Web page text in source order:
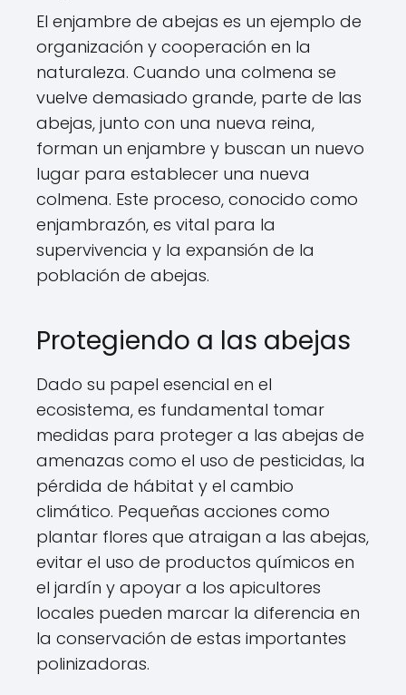
El enjambre de abejas es un ejemplo de
organización y cooperación en la
naturaleza. Cuando una colmena se
vuelve demasiado grande, parte de las
abejas, junto con una nueva reina,
forman un enjambre y buscan un nuevo
lugar para establecer una nueva
colmena. Este proceso, conocido como
enjambrazón, es vital para la
supervivencia y la expansión de la
población de abejas.
Protegiendo a las abejas
Dado su papel esencial en el
ecosistema, es fundamental tomar
medidas para proteger a las abejas de
amenazas como el uso de pesticidas, la
pérdida de hábitat y el cambio
climático. Pequeñas acciones como
plantar flores que atraigan a las abejas,
evitar el uso de productos químicos en
el jardín y apoyar a los apicultores
locales pueden marcar la diferencia en
la conservación de estas importantes
polinizadoras.